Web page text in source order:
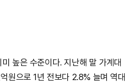
높은 수준이다. 지난해 말 가계대
원으로 1년 전보다 2.8% 늘며 역대